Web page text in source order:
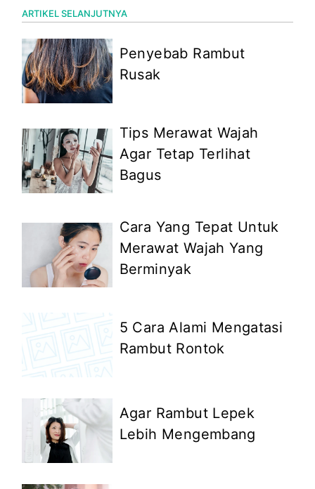
ARTIKEL SELANJUTNYA
Penyebab Rambut
Rusak
Tips Merawat Wajah
Agar Tetap Terlihat
Bagus
Cara Yang Tepat Untuk
Merawat Wajah Yang
Berminyak
5 Cara Alami Mengatasi
Rambut Rontok
Agar Rambut Lepek
Lebih Mengembang